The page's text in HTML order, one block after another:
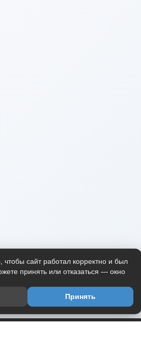
сайт работал корректно и был
принять или отказаться — окно
Принять